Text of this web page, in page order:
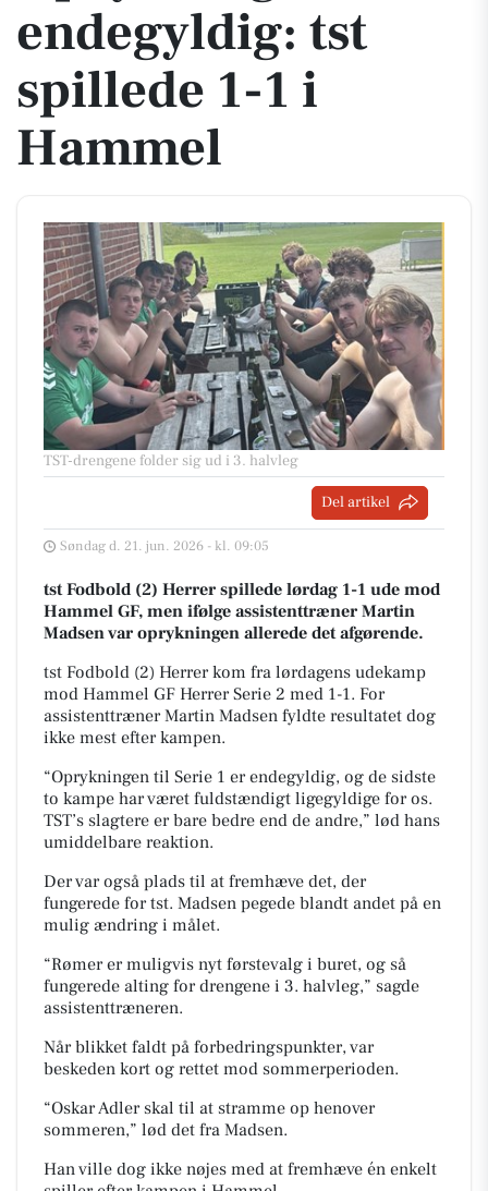
endegyldig: tst
spillede 1-1 i
Hammel
TST-drengene folder sig ud i 3. halvleg
Del artikel
Søndag d. 21. jun. 2026 - kl. 09:05
tst Fodbold (2) Herrer spillede lørdag 1-1 ude mod
Hammel GF, men ifølge assistenttræner Martin
Madsen var oprykningen allerede det afgørende.
tst Fodbold (2) Herrer kom fra lørdagens udekamp
mod Hammel GF Herrer Serie 2 med 1-1. For
assistenttræner Martin Madsen fyldte resultatet dog
ikke mest efter kampen.
“Oprykningen til Serie 1 er endegyldig, og de sidste
to kampe har været fuldstændigt ligegyldige for os.
TST’s slagtere er bare bedre end de andre,” lød hans
umiddelbare reaktion.
Der var også plads til at fremhæve det, der
fungerede for tst. Madsen pegede blandt andet på en
mulig ændring i målet.
“Rømer er muligvis nyt førstevalg i buret, og så
fungerede alting for drengene i 3. halvleg,” sagde
assistenttræneren.
Når blikket faldt på forbedringspunkter, var
beskeden kort og rettet mod sommerperioden.
“Oskar Adler skal til at stramme op henover
sommeren,” lød det fra Madsen.
Han ville dog ikke nøjes med at fremhæve én enkelt